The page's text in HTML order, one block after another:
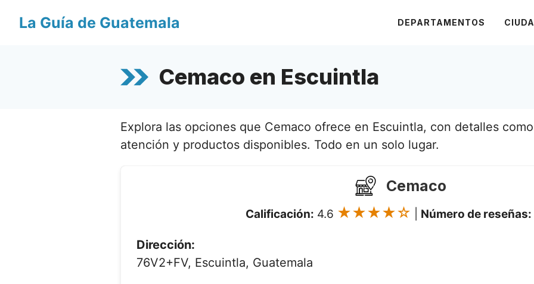
La Guía de Guatemala DEPARTAMENTOS
Cemaco en Escuintla
Explora las opciones que Cemaco ofrece en Escuintla, con detalles
atención y productos disponibles. Todo en un solo lugar.
Cemaco
Calificación: 4.6 ★★★★☆ Número de reseñas:
Dirección:
76V2+FV, Escuintla, Guatemala